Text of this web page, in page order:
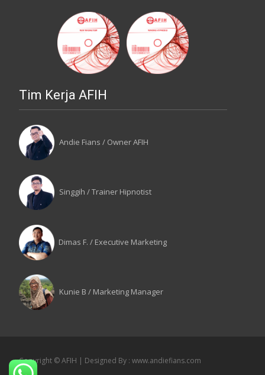
Tim Kerja AFIH
Andie Fians / Owner AFIH
Singgih / Trainer Hipnotist
Dimas F. / Executive Marketing
Kunie B / Marketing Manager
Copyright © AFIH | Designed By : www.andiefians.com